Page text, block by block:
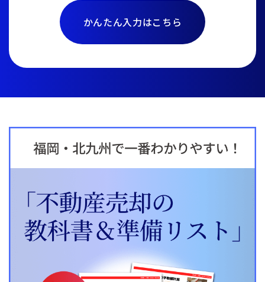
かんたん入力はこちら